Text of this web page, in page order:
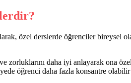
özel derslerde öğrenciler bireysel
zorluklarını daha iyi anlayarak ona
öğrenci daha fazla konsantre